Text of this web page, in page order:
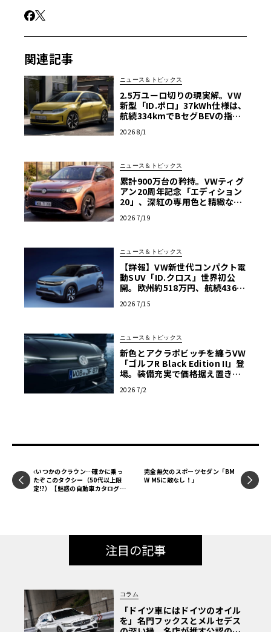
関連記事
ニュース＆トピックス
2.5万ユーロ切りの現実解。VW
新型「ID.ポロ」37kWh仕様は、
航続334kmでBセグBEVの指標
2026 8/1
ニュース＆トピックス
累計900万台の矜持。VWティグ
アン20周年記念「エディション
20」、深紅の専用色と精緻な仕
2026 7/19
ニュース＆トピックス
【詳報】VW新世代コンパクト電
動SUV「ID.クロス」世界初公
開。欧州約518万円、航続436k
2026 7/15
ニュース＆トピックス
新色とアクラポビッチを纏うVW
「ゴルフR Black Edition II」登
場。装備充実で価格据え置きの5
2026 7/2
いつかのクラウン…確かに乗っ
たぞこのタクシー（50代以上限
定!?）【魅惑の自動車カタログ・
完全無欠のスポーツセダン「BM
W M5に敵なし！」
注目の記事
コラム
「ドイツ車にはドイツのオイル
を」名門フックスとメルセデス